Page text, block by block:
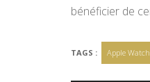
bénéficier de
TAGS : Apple Watch